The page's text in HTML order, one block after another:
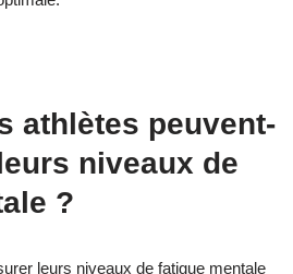
en s’attaquant à la fatigue
conscience. Des évaluations
aident à identifier les facteurs de
rapides. Leur expertise
de soutien, promouvant le bien-être